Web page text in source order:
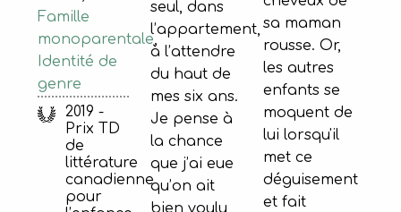
Famille
monoparentale,
Identité de
genre
2019 -
Prix TD
de
littérature
canadienne
pour
seul, dans
l’appartement,
à l’attendre
du haut de
mes six ans.
Je pense à
la chance
que j’ai eue
qu’on ait
bien voulu
sa maman
rousse. Or,
les autres
enfants se
moquent de
lui lorsqu'il
met ce
déguisement
et fait